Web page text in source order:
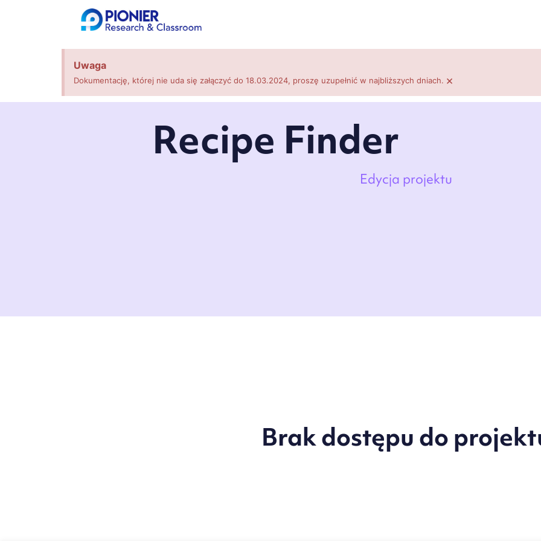
Uwaga
Dokumentację, której nie uda się załączyć do 18.03.2024, proszę uzupełnić w najbliższych dniach. ×
Recipe Finder
Edycja projektu
Brak dostępu do